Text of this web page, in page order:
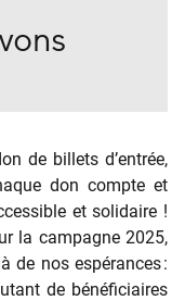
de billets d’entrée,
don compte et
et solidaire !
la campagne 2025,
de nos espérances :
de bénéficiaires